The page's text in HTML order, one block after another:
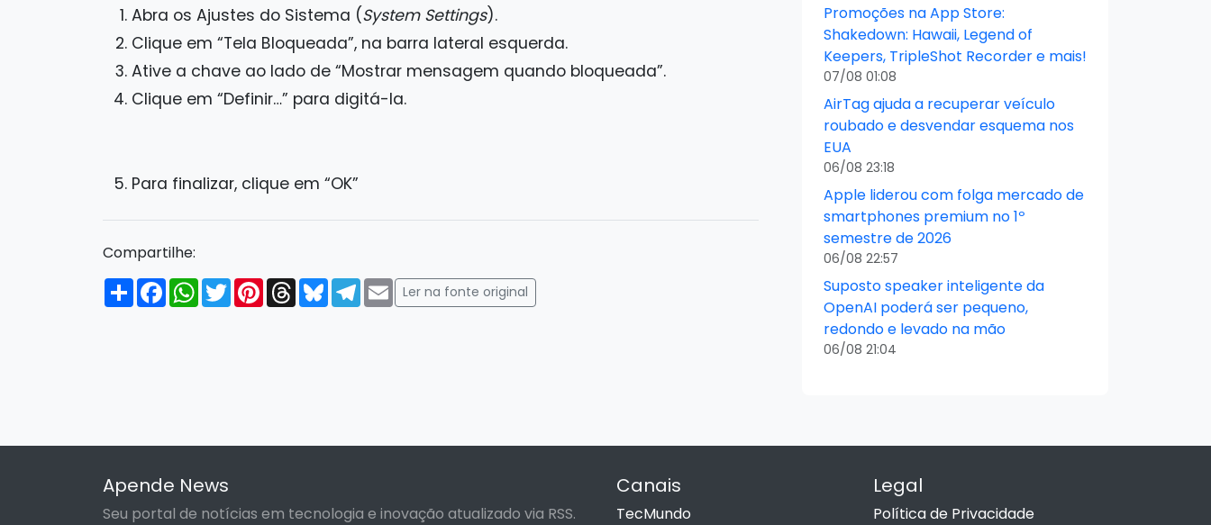
Abra os Ajustes do Sistema (System Settings).
Clique em “Tela Bloqueada”, na barra lateral esquerda.
Ative a chave ao lado de “Mostrar mensagem quando bloqueada”.
Clique em “Definir…” para digitá-la.
Para finalizar, clique em “OK”
Compartilhe:
Compartilhar
FacebookWhatsApp
TwitterPinterestThreadsBlueskyTelegram
Email
Ler na fonte original
Promoções na App Store:
Shakedown: Hawaii, Legend of
Keepers, TripleShot Recorder e mais!
07/08 01:08
AirTag ajuda a recuperar veículo
roubado e desvendar esquema nos
EUA
06/08 23:18
Apple liderou com folga mercado de
smartphones premium no 1º
semestre de 2026
06/08 22:57
Suposto speaker inteligente da
OpenAI poderá ser pequeno,
redondo e levado na mão
06/08 21:04
Apende News
Seu portal de notícias em tecnologia e inovação atualizado via RSS.
Canais
TecMundo
Legal
Política de Privacidade